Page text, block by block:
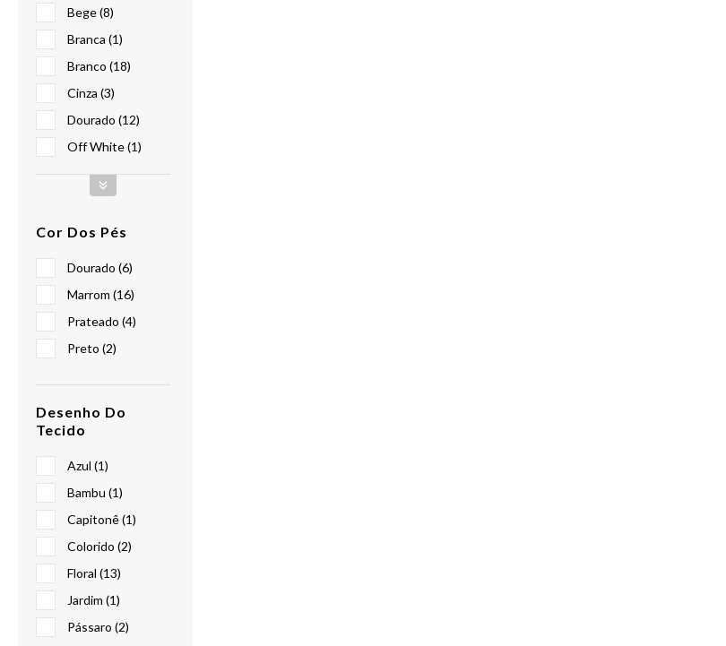
Bege (8)
Branca (1)
Branco (18)
Cinza (3)
Dourado (12)
Off White (1)
Cor Dos Pés
Dourado (6)
Marrom (16)
Prateado (4)
Preto (2)
Desenho Do
Tecido
Azul (1)
Bambu (1)
Capitonê (1)
Colorido (2)
Floral (13)
Jardim (1)
Pássaro (2)